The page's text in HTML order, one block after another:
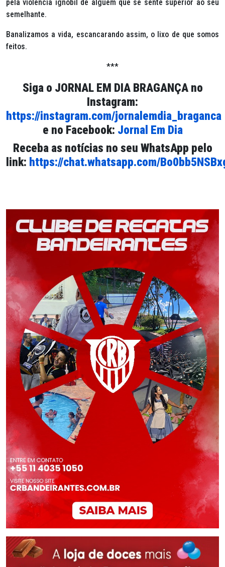
pela violência ignóbil de alguém que se sente superior ao seu
semelhante.
Banalizamos a vida, escancarando assim, o lixo de que somos
feitos.
***
Siga o JORNAL EM DIA BRAGANÇAno
Instagram:
https://instagram.com/jornalemdia_braganca
e no Facebook: Jornal Em Dia
Receba as notícias no seu WhatsApp pelo
link: https://chat.whatsapp.com/